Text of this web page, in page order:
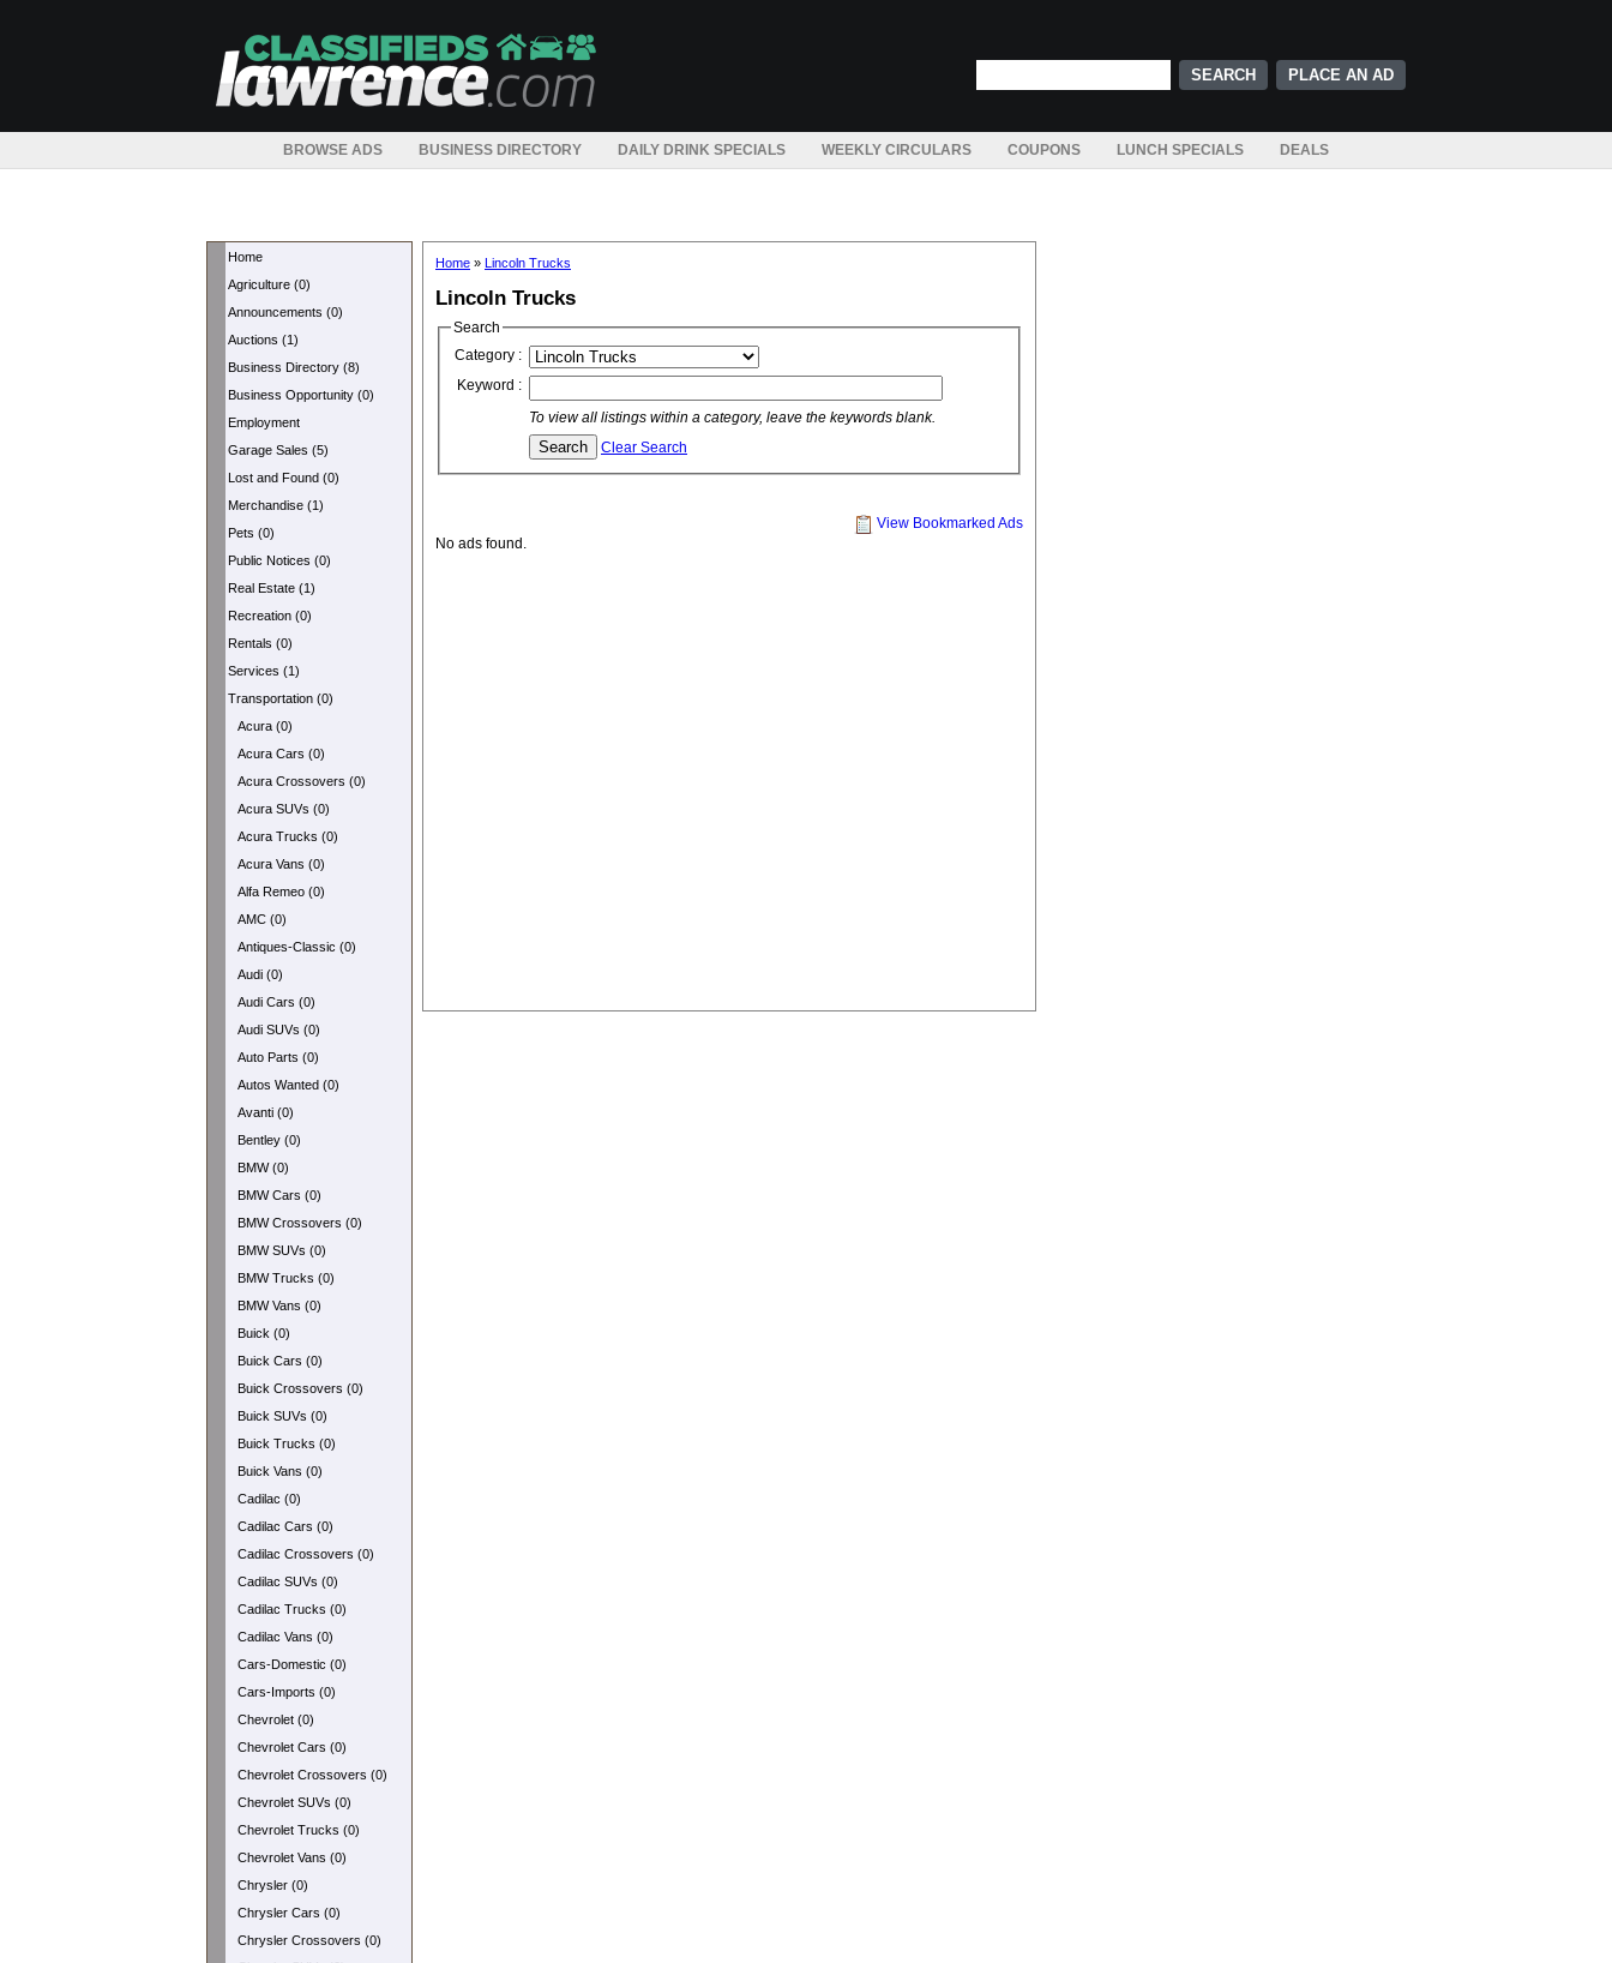
PLACE AN AD
BROWSE ADS BUSINESS DIRECTORY DAILY DRINK SPECIALS WEEKLY CIRCULARS COUPONS LUNCH SPECIALS DEALS
Home
Agriculture (0)
Announcements (0)
Auctions (1)
Business Directory (8)
Business Opportunity (0)
Employment
Garage Sales (5)
Lost and Found (0)
Merchandise (1)
Pets (0)
Public Notices (0)
Real Estate (1)
Recreation (0)
Rentals (0)
Services (1)
Transportation (0)
Acura (0)
Acura Cars (0)
Acura Crossovers (0)
Acura SUVs (0)
Acura Trucks (0)
Acura Vans (0)
Alfa Remeo (0)
AMC (0)
Antiques-Classic (0)
Audi (0)
Audi Cars (0)
Audi SUVs (0)
Auto Parts (0)
Autos Wanted (0)
Avanti (0)
Bentley (0)
BMW (0)
BMW Cars (0)
BMW Crossovers (0)
BMW SUVs (0)
BMW Trucks (0)
BMW Vans (0)
Buick (0)
Buick Cars (0)
Buick Crossovers (0)
Buick SUVs (0)
Buick Trucks (0)
Buick Vans (0)
Cadilac (0)
Cadilac Cars (0)
Cadilac Crossovers (0)
Cadilac SUVs (0)
Cadilac Trucks (0)
Cadilac Vans (0)
Cars-Domestic (0)
Cars-Imports (0)
Chevrolet (0)
Chevrolet Cars (0)
Chevrolet Crossovers (0)
Chevrolet SUVs (0)
Chevrolet Trucks (0)
Chevrolet Vans (0)
Chrysler (0)
Chrysler Cars (0)
Chrysler Crossovers (0)
Home » Lincoln Trucks
Lincoln Trucks
Search
Category :
Keyword :
To view all listings within a category, leave the keywords blank.
Clear Search
View Bookmarked Ads
No ads found.